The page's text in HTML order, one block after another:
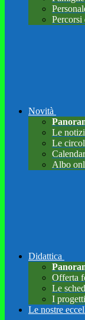
Percorsi
Novità
Le
Le
Albo
Didattica
Offerta
Le
I
Le nostre